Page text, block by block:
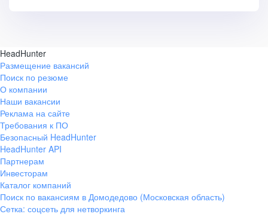
HeadHunter
Размещение вакансий
Поиск по резюме
О компании
Наши вакансии
Реклама на сайте
Требования к ПО
Безопасный HeadHunter
HeadHunter API
Партнерам
Инвесторам
Каталог компаний
Поиск по вакансиям в Домодедово (Московская область)
Сетка: соцсеть для нетворкинга